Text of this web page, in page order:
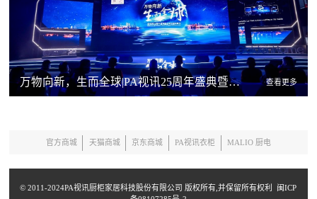
万物向新，生而全球|PA视讯25周年盛典暨全球加盟商峰会隆重举行 查看更多
官方商城 天猫商城 京东商城 PA视讯衣柜 MALIO 厨电
© 2011-2024PA视讯厨柜家居科技股份有限公司 版权所有,并保留所有权利
闽ICP